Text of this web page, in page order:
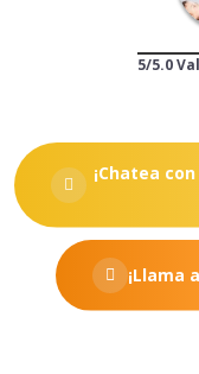
5/5.0
¡Chatea
¡Llama